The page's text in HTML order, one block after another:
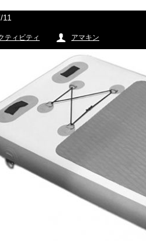
ティビティ アマキン